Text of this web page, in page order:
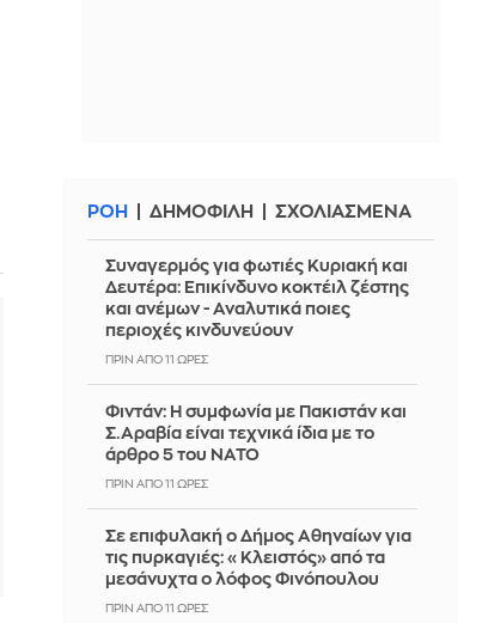
ΡΟΗ ΔΗΜΟΦΙΛΗ ΣΧΟΛΙΑΣΜΕΝΑ
Συναγερμός για φωτιές Κυριακή και
Δευτέρα: Επικίνδυνο κοκτέιλ ζέστης
και ανέμων - Αναλυτικά ποιες
περιοχές κινδυνεύουν
ΠΡΙΝ ΑΠΌ 11 ΏΡΕΣ
Φιντάν: Η συμφωνία με Πακιστάν και
Σ.Αραβία είναι τεχνικά ίδια με το
άρθρο 5 του ΝΑΤΟ
ΠΡΙΝ ΑΠΌ 11 ΏΡΕΣ
Σε επιφυλακή ο Δήμος Αθηναίων για
τις πυρκαγιές: «Κλειστός» από τα
μεσάνυχτα ο λόφος Φινόπουλου
ΠΡΙΝ ΑΠΌ 11 ΏΡΕΣ